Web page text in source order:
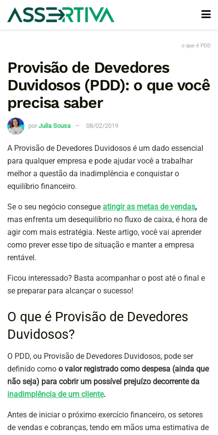
o que é PDD
Provisão de Devedores
Duvidosos (PDD): o que você
precisa saber
por Julia Sousa 08/02/2019
A Provisão de Devedores Duvidosos é um dado essencial
para qualquer empresa e pode ajudar você a trabalhar
melhor a questão da inadimplência e conquistar o
equilíbrio financeiro.
Se o seu negócio consegue atingir as metas de vendas,
mas enfrenta um desequilíbrio no fluxo de caixa, é hora de
agir com mais estratégia. Neste artigo, você vai aprender
como prever esse tipo de situação e manter a empresa
rentável.
Ficou interessado? Basta acompanhar o post até o final e
se preparar para alcançar o sucesso!
O que é Provisão de Devedores
Duvidosos?
O PDD, ou Provisão de Devedores Duvidosos, pode ser
definido como o valor registrado como despesa (ainda que
não seja) para cobrir um possível prejuízo decorrente da
inadimplência de um cliente.
Antes de iniciar o próximo exercício financeiro, os setores
de vendas e cobranças, tendo em mãos uma estimativa de